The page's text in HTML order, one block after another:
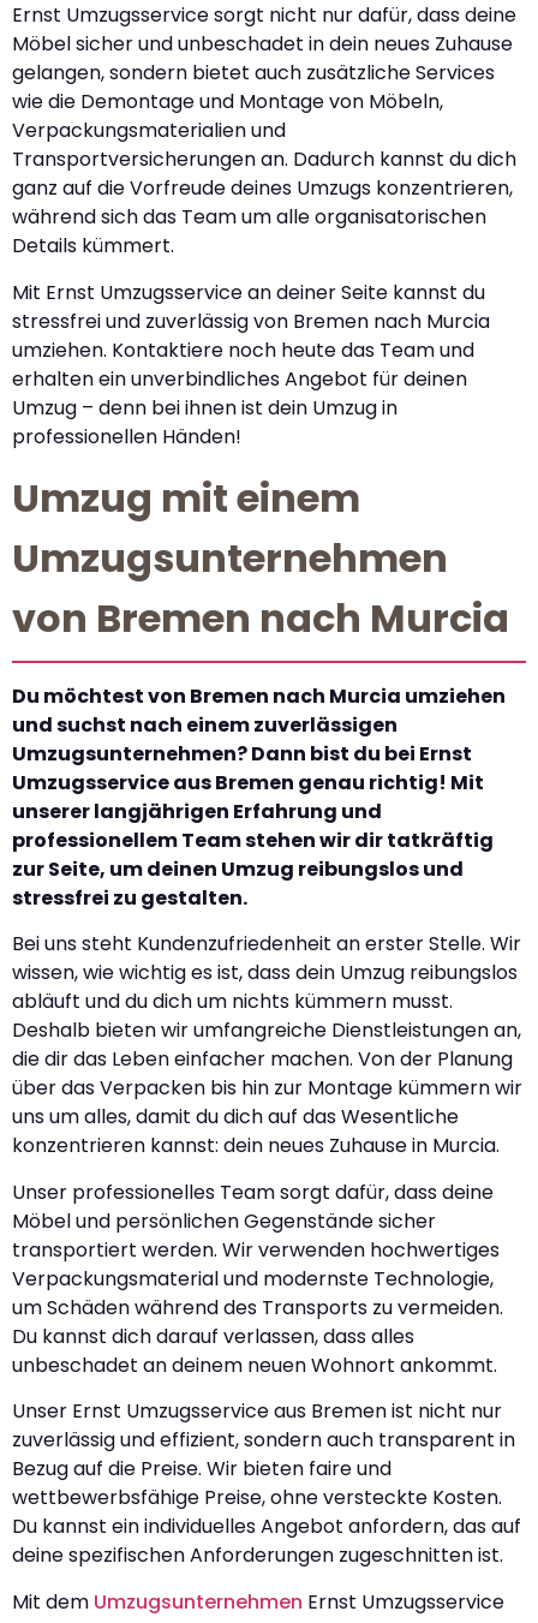
Ernst Umzugsservice sorgt nicht nur dafür, dass deine
Möbel sicher und unbeschadet in dein neues Zuhause
gelangen, sondern bietet auch zusätzliche Services
wie die Demontage und Montage von Möbeln,
Verpackungsmaterialien und
Transportversicherungen an. Dadurch kannst du dich
ganz auf die Vorfreude deines Umzugs konzentrieren,
während sich das Team um alle organisatorischen
Details kümmert.
Mit Ernst Umzugsservice an deiner Seite kannst du
stressfrei und zuverlässig von Bremen nach Murcia
umziehen. Kontaktiere noch heute das Team und
erhalten ein unverbindliches Angebot für deinen
Umzug – denn bei ihnen ist dein Umzug in
professionellen Händen!
Umzug mit einem
Umzugsunternehmen
von Bremen nach Murcia
Du möchtest von Bremen nach Murcia umziehen
und suchst nach einem zuverlässigen
Umzugsunternehmen? Dann bist du bei Ernst
Umzugsservice aus Bremen genau richtig! Mit
unserer langjährigen Erfahrung und
professionellem Team stehen wir dir tatkräftig
zur Seite, um deinen Umzug reibungslos und
stressfrei zu gestalten.
Bei uns steht Kundenzufriedenheit an erster Stelle. Wir
wissen, wie wichtig es ist, dass dein Umzug reibungslos
abläuft und du dich um nichts kümmern musst.
Deshalb bieten wir umfangreiche Dienstleistungen an,
die dir das Leben einfacher machen. Von der Planung
über das Verpacken bis hin zur Montage kümmern wir
uns um alles, damit du dich auf das Wesentliche
konzentrieren kannst: dein neues Zuhause in Murcia.
Unser professionelles Team sorgt dafür, dass deine
Möbel und persönlichen Gegenstände sicher
transportiert werden. Wir verwenden hochwertiges
Verpackungsmaterial und modernste Technologie,
um Schäden während des Transports zu vermeiden.
Du kannst dich darauf verlassen, dass alles
unbeschadet an deinem neuen Wohnort ankommt.
Unser Ernst Umzugsservice aus Bremen ist nicht nur
zuverlässig und effizient, sondern auch transparent in
Bezug auf die Preise. Wir bieten faire und
wettbewerbsfähige Preise, ohne versteckte Kosten.
Du kannst ein individuelles Angebot anfordern, das auf
deine spezifischen Anforderungen zugeschnitten ist.
Mit dem Umzugsunternehmen Ernst Umzugsservice